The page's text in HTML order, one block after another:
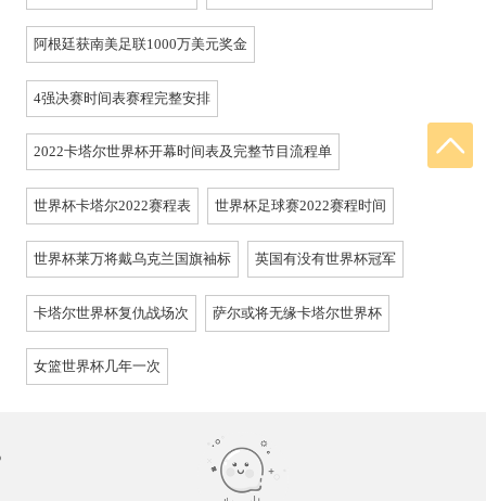
阿根廷获南美足联1000万美元奖金
4强决赛时间表赛程完整安排
2022卡塔尔世界杯开幕时间表及完整节目流程单
世界杯卡塔尔2022赛程表 世界杯足球赛2022赛程时间
世界杯莱万将戴乌克兰国旗袖标 英国有没有世界杯冠军
卡塔尔世界杯复仇战场次 萨尔或将无缘卡塔尔世界杯
女篮世界杯几年一次